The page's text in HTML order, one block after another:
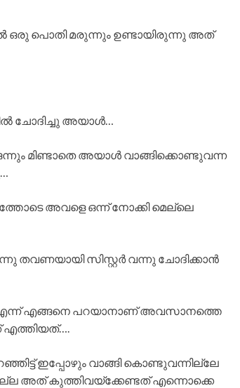
ഒരു പൊതി മരുന്നും ഉണ്ടായിരുന്നു അത്
ചോദിച്ചു അയാൾ…
മിണ്ടാതെ അയാൾ വാങ്ങിക്കൊണ്ടുവന്ന
അവളെ ഒന്ന് നോക്കി മെല്ലെ
സിസ്റ്റർ വന്നു ചോദിക്കാൻ
എന്ന് എങ്ങനെ പറയാനാണ് അവസാനത്തെ
എത്തിയത്….
ഇപ്പോഴും വാങ്ങി കൊണ്ടുവന്നില്ലേ
അത് കുത്തിവയ്ക്കേണ്ടത് എന്നൊക്കെ